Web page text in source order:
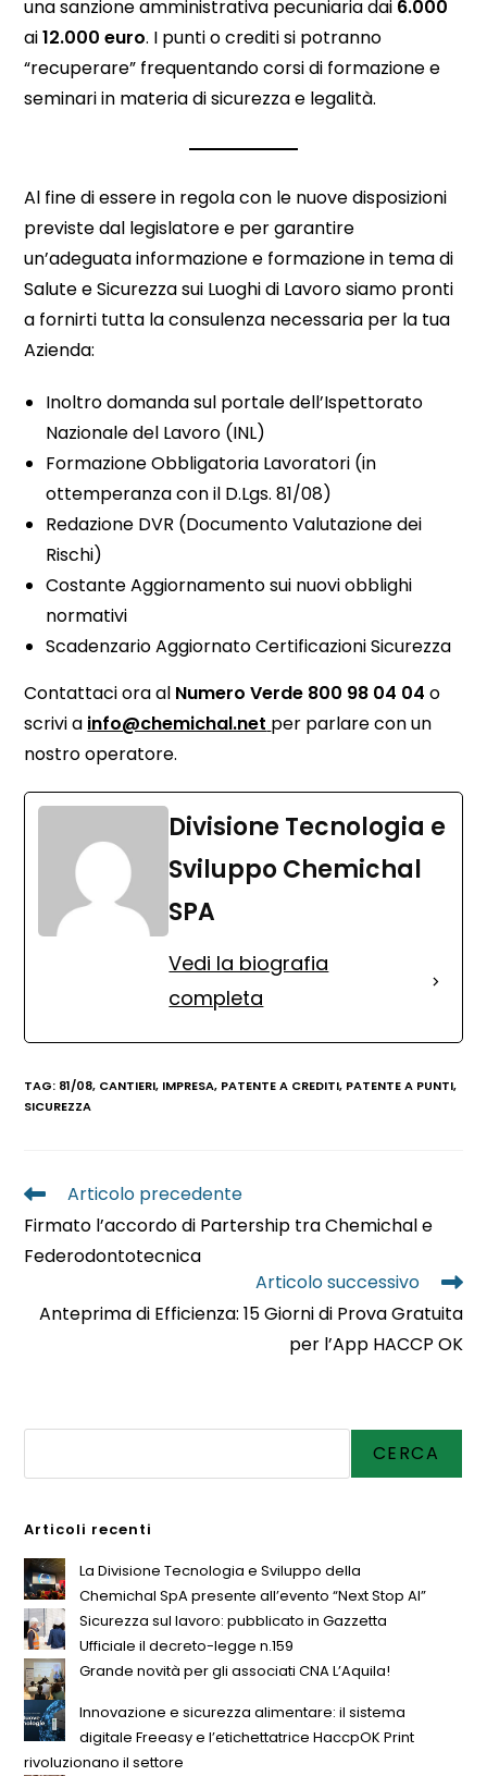
una sanzione amministrativa pecuniaria dai 6.000
ai12.000 euro. I punti o crediti si potranno
“recuperare” frequentando corsi di formazione e
seminari in materia di sicurezza e legalità.
Al fine di essere in regola con le nuove disposizioni
previste dal legislatore e per garantire
un’adeguata informazione e formazione in tema di
Salute e Sicurezza sui Luoghi di Lavoro siamo pronti
a fornirti tutta la consulenza necessaria per la tua
Azienda:
Inoltro domanda sul portale dell’Ispettorato
Nazionale del Lavoro (INL)
Formazione Obbligatoria Lavoratori (in
ottemperanza con il D.Lgs. 81/08)
Redazione DVR (Documento Valutazione dei
Rischi)
Costante Aggiornamento sui nuovi obblighi
normativi
Scadenzario Aggiornato Certificazioni Sicurezza
Contattaci ora al Numero Verde 800 98 04 04 o
scrivi a info@chemichal.net per parlare con un
nostro operatore.
Divisione Tecnologia e
Sviluppo Chemichal
SPA
Vedi la biografia
completa
TAG: 81/08, CANTIERI, IMPRESA, PATENTE A CREDITI, PATENTE A PUNTI,
SICUREZZA
Articolo precedente
Firmato l’accordo di Partership tra Chemichal e
Federodontotecnica
Articolo successivo
Anteprima di Efficienza: 15 Giorni di Prova Gratuita
per l’App HACCP OK
CERCA
Articoli recenti
La Divisione Tecnologia e Sviluppo della
Chemichal SpA presente all’evento “Next Stop AI”
Sicurezza sul lavoro: pubblicato in Gazzetta
Ufficiale il decreto-legge n.159
Grande novità per gli associati CNA L’Aquila!
Innovazione e sicurezza alimentare: il sistema
digitale Freeasy e l’etichettatrice HaccpOK Print
rivoluzionano il settore